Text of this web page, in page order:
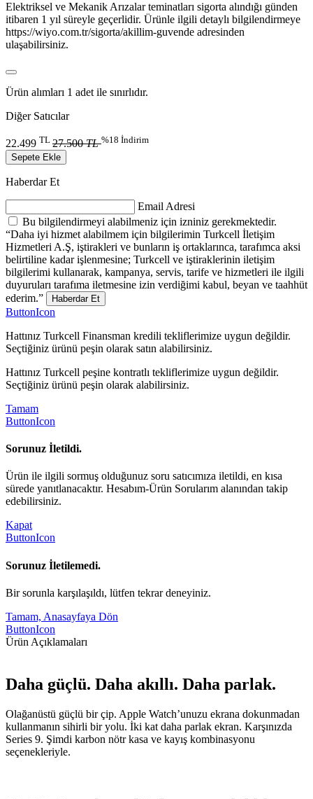
Elektriksel ve Mekanik Arızalar teminatları sigorta alındığı günden
itibaren 1 yıl süreyle geçerlidir. Ürünle ilgili detaylı bilgilendirmeye
https://wiyo.com.tr/sigorta/akillim-guvende adresinden
ulaşabilirsiniz.
Ürün alımları 1 adet ile sınırlıdır.
Diğer Satıcılar
22.499 TL 27.500TL%18 İndirim
Sepete Ekle
Haberdar Et
Email Adresi
Bu bilgilendirmeyi alabilmeniz için izniniz gerekmektedir.
“Daha iyi hizmet alabilmem için bilgilerimin Turkcell İletişim
Hizmetleri A.Ş, iştirakleri ve bunların iş ortaklarınca, tarafımca aksi
belirtiline kadar işlenmesine; Turkcell ve iştiraklerinin iletişim
bilgilerimi kullanarak, kampanya, servis, tarife ve hizmetleri ile ilgili
duyuruları tarafıma iletmesine izin verdiğimi kabul, beyan ve taahhüt
ederim.”
Haberdar Et
ButtonIcon
Hattınız Turkcell Finansman kredili tekliflerimize uygun değildir.
Seçtiğiniz ürünü peşin olarak satın alabilirsiniz.
Hattınız Turkcell peşine kontratlı tekliflerimize uygun değildir.
Seçtiğiniz ürünü peşin olarak alabilirsiniz.
Tamam
ButtonIcon
Sorunuz İletildi.
Ürün ile ilgili sormuş olduğunuz soru satıcımıza iletildi, en kısa
sürede yanıtlanacaktır. Hesabım-Ürün Sorularım alanından takip
edebilirsiniz.
Kapat
ButtonIcon
Sorunuz İletilemedi.
Bir sorunla karşılaşıldı, lütfen tekrar deneyiniz.
Tamam, Anasayfaya Dön
ButtonIcon
Ürün Açıklamaları
Daha güçlü. Daha akıllı. Daha parlak.
Olağanüstü güçlü bir çip. Apple Watch’unuzu ekrana dokunmadan
kullanmanın sihirli bir yolu. İki kat daha parlak ekran. Karşınızda
Series 9. Şimdi karbon nötr kasa ve kayış kombinasyonu
seçenekleriyle.